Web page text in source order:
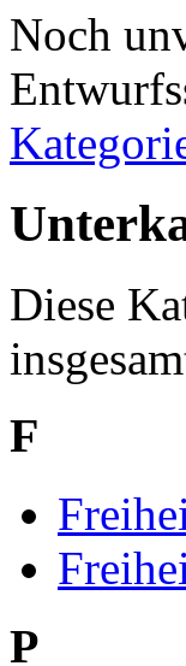
Noch
Diese
F
P